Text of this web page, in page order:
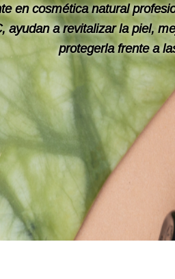
en cosmética natural
ayudan a revitalizar la piel,
protegerla frente a